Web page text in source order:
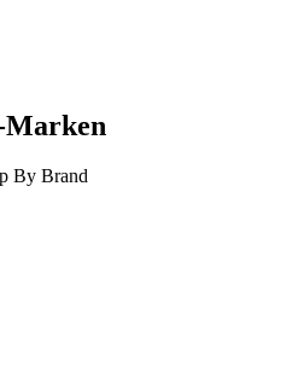
Marken
By Brand